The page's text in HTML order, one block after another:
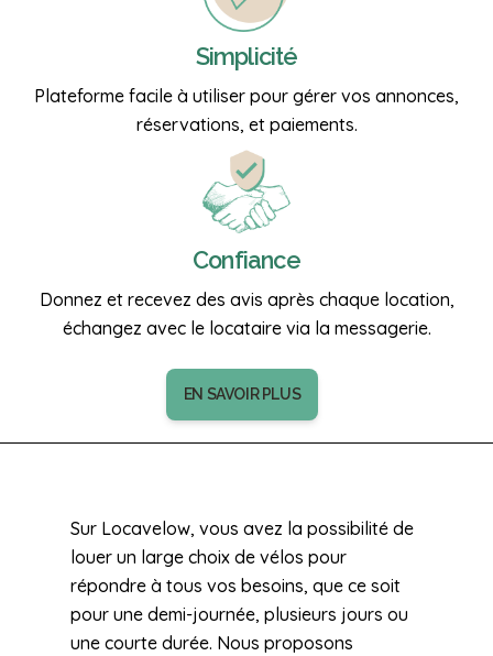
Simplicité
Plateforme facile à utiliser pour gérer vos annonces,
réservations, et paiements.
Confiance
Donnez et recevez des avis après chaque location,
échangez avec le locataire via la messagerie.
EN SAVOIR PLUS
Sur Locavelow, vous avez la possibilité de
louer un large choix de vélos pour
répondre à tous vos besoins, que ce soit
pour une demi-journée, plusieurs jours ou
une courte durée. Nous proposons